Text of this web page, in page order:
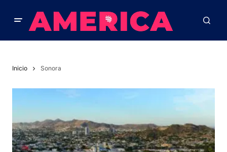
Inicio Sonora